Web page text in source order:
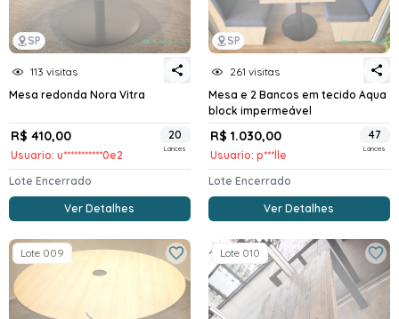
SP
113 visitas
Mesa redonda Nora Vitra
R$ 410,00
Usuario: u***********0e2
20
Lances
Lote Encerrado
Ver Detalhes
SP
261 visitas
Mesa e 2 Bancos em tecido Aqua
block impermeável
R$ 1.030,00
Usuario: p***lle
47
Lances
Lote Encerrado
Ver Detalhes
Lote 009 Lote 010